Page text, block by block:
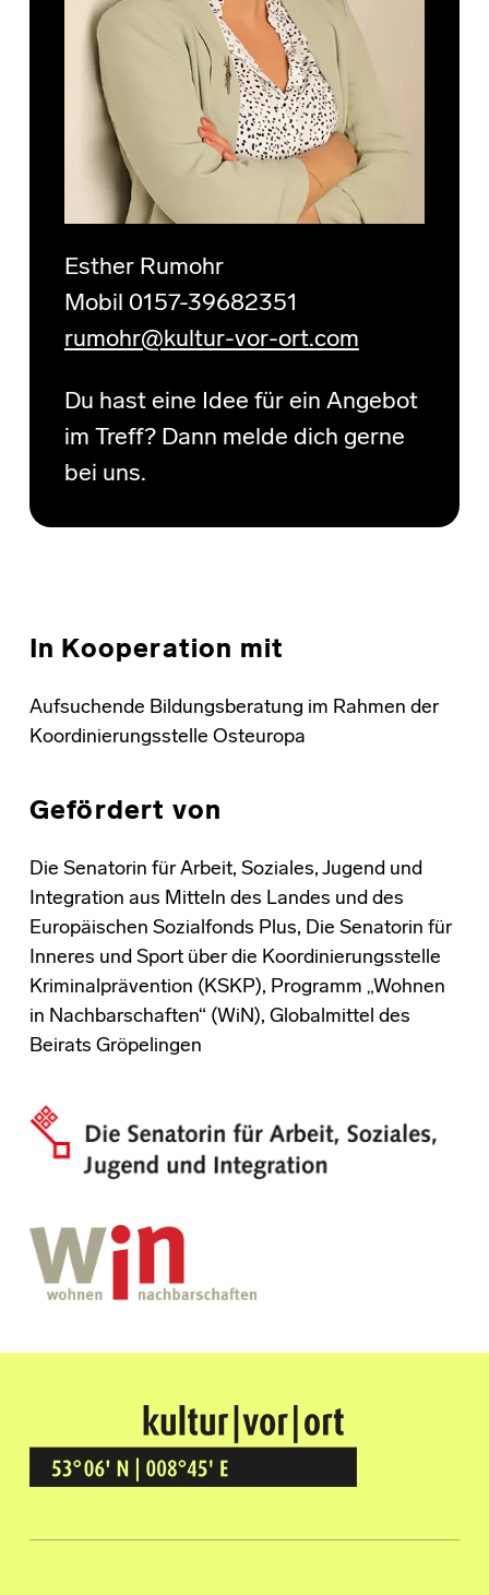
Esther Rumohr
Mobil 0157-39682351
rumohr@kultur-vor-ort.com
Du hast eine Idee für ein Angebot
im Treff? Dann melde dich gerne
bei uns.
In Kooperation mit
Aufsuchende Bildungsberatung im Rahmen der
Koordinierungsstelle Osteuropa
Gefördert von
Die Senatorin für Arbeit, Soziales, Jugend und
Integration aus Mitteln des Landes und des
Europäischen Sozialfonds Plus, Die Senatorin für
Inneres und Sport über die Koordinierungsstelle
Kriminalprävention (KSKP), Programm „Wohnen
in Nachbarschaften“ (WiN), Globalmittel des
Beirats Gröpelingen
Kultur Vor Ort
BREMEN GRÖPELINGEN